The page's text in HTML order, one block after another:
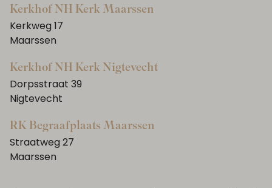
Kerkhof NH Kerk Maarssen
Kerkweg 17
Maarssen
Kerkhof NH Kerk Nigtevecht
Dorpsstraat 39
Nigtevecht
RK Begraafplaats Maarssen
Straatweg 27
Maarssen